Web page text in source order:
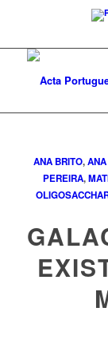
ANA BRITO,
PEREIRA,